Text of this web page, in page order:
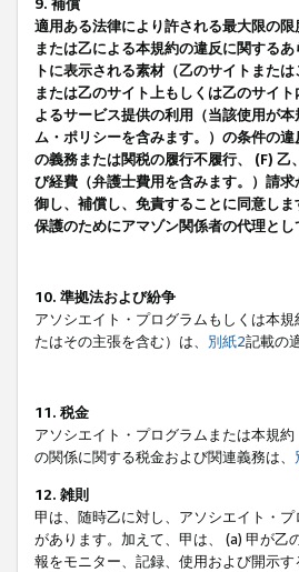
9. 補償
適用ある法律により許される最大限の
または乙による本規約の違反に関する
トに表示される素材（乙のサイトまた
または乙のサイト上もしくは乙のサイ
よるサービス提供の利用（当該使用が
ム・ポリシーを含みます。）の条件の
の義務または関税の履行不履行、 (F)
び経費（弁護士費用を含みます。）請
御し、補償し、免責することに同意し
保護のためにアマゾン関係者の代理と
10. 準拠法および紛争
アソシエイト・プログラムもしくは本
たはその主張を含む）は、 別紙2記載の
11. 税金
アソシエイト・プログラムまたは本規
の関係に関する税金および関連義務は、
12. 雑則
甲は、随時乙に対し、アソシエイト・
があります。加えて、甲は、 (a) 甲が
報をモニター、記録、使用および開示